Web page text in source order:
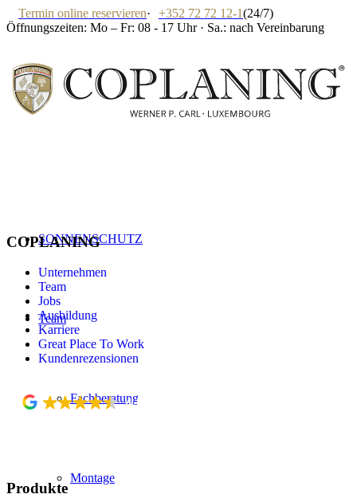
Termin online reservieren· +352 72 72 12-1(24/7)
Öffnungszeiten: Mo – Fr: 08 - 17 Uhr · Sa.: nach Vereinbarung
SONNENSCHUTZ
Team
Fachberatung
Montage
COPLANING
Unternehmen
Team
Jobs
Ausbildung
Karriere
Great Place To Work
Kundenrezensionen
4.5
Produkte